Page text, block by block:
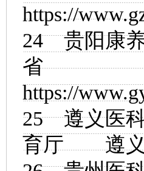
https://
24贵阳康
省
https://
25遵义医
育厅